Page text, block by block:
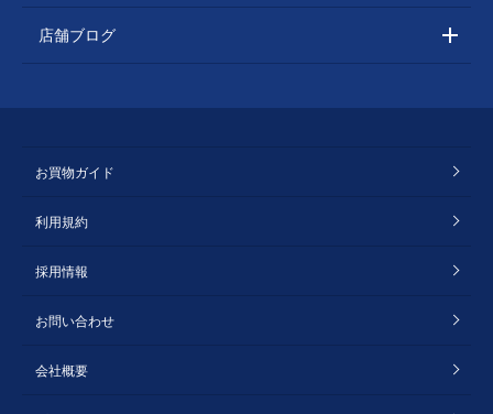
店舗ブログ
お買物ガイド
利用規約
採用情報
お問い合わせ
会社概要